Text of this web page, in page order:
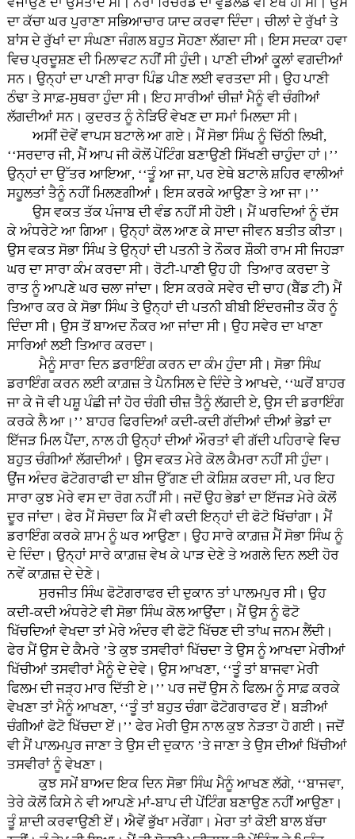
ਦਾ ਕੱਚਾ ਘਰ ਪੁਰਾਣਾ ਸਭਿਆਚਾਰ ਯਾਦ ਕਰਵਾ ਦਿੰਦਾ। ਚੀਲਾਂ ਦੇ ਰੁੱਖਾਂ ਤੇ
ਬਾਂਸ ਦੇ ਰੁੱਖਾਂ ਦਾ ਸੰਘਣਾ ਜੰਗਲ ਬਹੁਤ ਸੋਹਣਾ ਲੱਗਦਾ ਸੀ। ਇਸ ਸਦਕਾ ਹਵਾ
ਵਿਚ ਪ੍ਰਦੂਸ਼ਣ ਦੀ ਮਿਲਾਵਟ ਨਹੀਂ ਸੀ ਹੁੰਦੀ। ਪਾਣੀ ਦੀਆਂ ਕੂਲਾਂ ਵਗਦੀਆਂ
ਸਨ। ਉਨ੍ਹਾਂ ਦਾ ਪਾਣੀ ਸਾਰਾ ਪਿੰਡ ਪੀਣ ਲਈ ਵਰਤਦਾ ਸੀ। ਉਹ ਪਾਣੀ
ਠੰਢਾ ਤੇ ਸਾਫ਼-ਸੁਥਰਾ ਹੁੰਦਾ ਸੀ। ਇਹ ਸਾਰੀਆਂ ਚੀਜ਼ਾਂ ਮੈਨੂੰ ਵੀ ਚੰਗੀਆਂ
ਲੱਗਦੀਆਂ ਸਨ। ਕੁਦਰਤ ਨੂੰ ਨੇੜਿਓਂ ਵੇਖਣ ਦਾ ਸਮਾਂ ਮਿਲਦਾ ਸੀ।
ਅਸੀਂ ਦੋਵੇਂ ਵਾਪਸ ਬਟਾਲੇ ਆ ਗਏ। ਮੈਂ ਸੋਭਾ ਸਿੰਘ ਨੂੰ ਚਿੱਠੀ ਲਿਖੀ,
‘‘ਸਰਦਾਰ ਜੀ, ਮੈਂ ਆਪ ਜੀ ਕੋਲੋਂ ਪੇਂਟਿੰਗ ਬਣਾਉਣੀ ਸਿੱਖਣੀ ਚਾਹੁੰਦਾ ਹਾਂ।’’
ਉਨ੍ਹਾਂ ਦਾ ਉੱਤਰ ਆਇਆ, ‘‘ਤੂੰ ਆ ਜਾ, ਪਰ ਏਥੇ ਬਟਾਲੇ ਸ਼ਹਿਰ ਵਾਲੀਆਂ
ਸਹੂਲਤਾਂ ਤੈਨੂੰ ਨਹੀਂ ਮਿਲਣਗੀਆਂ। ਇਸ ਕਰਕੇ ਆਉਣਾ ਤੇ ਆ ਜਾ।’’
ਉਸ ਵਕਤ ਤੱਕ ਪੰਜਾਬ ਦੀ ਵੰਡ ਨਹੀਂ ਸੀ ਹੋਈ। ਮੈਂ ਘਰਦਿਆਂ ਨੂੰ ਦੱਸ
ਕੇ ਅੰਧਰੇਟੇ ਆ ਗਿਆ। ਉਨ੍ਹਾਂ ਕੋਲ ਆਣ ਕੇ ਸਾਦਾ ਜੀਵਨ ਬਤੀਤ ਕੀਤਾ।
ਉਸ ਵਕਤ ਸੋਭਾ ਸਿੰਘ ਤੇ ਉਨ੍ਹਾਂ ਦੀ ਪਤਨੀ ਤੇ ਨੌਕਰ ਸ਼ੌਕੀ ਰਾਮ ਸੀ ਜਿਹੜਾ
ਘਰ ਦਾ ਸਾਰਾ ਕੰਮ ਕਰਦਾ ਸੀ। ਰੋਟੀ-ਪਾਣੀ ਉਹ ਹੀ ਤਿਆਰ ਕਰਦਾ ਤੇ
ਰਾਤ ਨੂੰ ਆਪਣੇ ਘਰ ਚਲਾ ਜਾਂਦਾ। ਇਸ ਕਰਕੇ ਸਵੇਰ ਦੀ ਚਾਹ (ਬੈੱਡ ਟੀ) ਮੈਂ
ਤਿਆਰ ਕਰ ਕੇ ਸੋਭਾ ਸਿੰਘ ਤੇ ਉਨ੍ਹਾਂ ਦੀ ਪਤਨੀ ਬੀਬੀ ਇੰਦਰਜੀਤ ਕੌਰ ਨੂੰ
ਦਿੰਦਾ ਸੀ। ਉਸ ਤੋਂ ਬਾਅਦ ਨੌਕਰ ਆ ਜਾਂਦਾ ਸੀ। ਉਹ ਸਵੇਰ ਦਾ ਖਾਣਾ
ਸਾਰਿਆਂ ਲਈ ਤਿਆਰ ਕਰਦਾ।
ਮੈਨੂੰ ਸਾਰਾ ਦਿਨ ਡਰਾਇੰਗ ਕਰਨ ਦਾ ਕੰਮ ਹੁੰਦਾ ਸੀ। ਸੋਭਾ ਸਿੰਘ
ਡਰਾਇੰਗ ਕਰਨ ਲਈ ਕਾਗ਼ਜ਼ ਤੇ ਪੈਨਸਿਲ ਦੇ ਦਿੰਦੇ ਤੇ ਆਖਦੇ, ‘‘ਘਰੋਂ ਬਾਹਰ
ਜਾ ਕੇ ਜੋ ਵੀ ਪਸ਼ੂ ਪੰਛੀ ਜਾਂ ਹੋਰ ਚੰਗੀ ਚੀਜ਼ ਤੈਨੂੰ ਲੱਗਦੀ ਏ, ਉਸ ਦੀ ਡਰਾਇੰਗ
ਕਰਕੇ ਲੈ ਆ।’’ ਬਾਹਰ ਫਿਰਦਿਆਂ ਕਦੀ-ਕਦੀ ਗੱਦੀਆਂ ਦੀਆਂ ਭੇਡਾਂ ਦਾ
ਇੱਜੜ ਮਿਲ ਪੈਂਦਾ, ਨਾਲ ਹੀ ਉਨ੍ਹਾਂ ਦੀਆਂ ਔਰਤਾਂ ਵੀ ਗੱਦੀ ਪਹਿਰਾਵੇ ਵਿਚ
ਬਹੁਤ ਚੰਗੀਆਂ ਲੱਗਦੀਆਂ। ਉਸ ਵਕਤ ਮੇਰੇ ਕੋਲ ਕੈਮਰਾ ਨਹੀਂ ਸੀ ਹੁੰਦਾ।
ਉਂਜ ਅੰਦਰ ਫੋਟੋਗਰਾਫੀ ਦਾ ਬੀਜ ਉੱਗਣ ਦੀ ਕੋਸ਼ਿਸ਼ ਕਰਦਾ ਸੀ, ਪਰ ਇਹ
ਸਾਰਾ ਕੁਝ ਮੇਰੇ ਵਸ ਦਾ ਰੋਗ ਨਹੀਂ ਸੀ। ਜਦੋਂ ਉਹ ਭੇਡਾਂ ਦਾ ਇੱਜੜ ਮੇਰੇ ਕੋਲੋਂ
ਦੂਰ ਜਾਂਦਾ। ਫੇਰ ਮੈਂ ਸੋਚਦਾ ਕਿ ਮੈਂ ਵੀ ਕਦੀ ਇਨ੍ਹਾਂ ਦੀ ਫੋਟੋ ਖਿੱਚਾਂਗਾ। ਮੈਂ
ਡਰਾਇੰਗ ਕਰਕੇ ਸ਼ਾਮ ਨੂੰ ਘਰ ਆਉਣਾ। ਉਹ ਸਾਰੇ ਕਾਗ਼ਜ਼ ਮੈਂ ਸੋਭਾ ਸਿੰਘ ਨੂੰ
ਦੇ ਦਿੰਦਾ। ਉਨ੍ਹਾਂ ਸਾਰੇ ਕਾਗ਼ਜ਼ ਵੇਖ ਕੇ ਪਾੜ ਦੇਣੇ ਤੇ ਅਗਲੇ ਦਿਨ ਲਈ ਹੋਰ
ਨਵੇਂ ਕਾਗ਼ਜ਼ ਦੇ ਦੇਣੇ।
ਸੁਰਜੀਤ ਸਿੰਘ ਫੋਟੋਗਰਾਫਰ ਦੀ ਦੁਕਾਨ ਤਾਂ ਪਾਲਮਪੁਰ ਸੀ। ਉਹ
ਕਦੀ-ਕਦੀ ਅੰਧਰੇਟੇ ਵੀ ਸੋਭਾ ਸਿੰਘ ਕੋਲ ਆਉਂਦਾ। ਮੈਂ ਉਸ ਨੂੰ ਫੋਟੋ
ਖਿੱਚਦਿਆਂ ਵੇਖਦਾ ਤਾਂ ਮੇਰੇ ਅੰਦਰ ਵੀ ਫੋਟੋ ਖਿੱਚਣ ਦੀ ਤਾਂਘ ਜਨਮ ਲੈਂਦੀ।
ਫੇਰ ਮੈਂ ਉਸ ਦੇ ਕੈਮਰੇ ’ਤੇ ਕੁਝ ਤਸਵੀਰਾਂ ਖਿੱਚਦਾ ਤੇ ਉਸ ਨੂੰ ਆਖਦਾ ਮੇਰੀਆਂ
ਖਿੱਚੀਆਂ ਤਸਵੀਰਾਂ ਮੈਨੂੰ ਦੇ ਦੇਵੇ। ਉਸ ਆਖਣਾ, ‘‘ਤੂੰ ਤਾਂ ਬਾਜਵਾ ਮੇਰੀ
ਫਿਲਮ ਦੀ ਜੜ੍ਹ ਮਾਰ ਦਿੱਤੀ ਏ।’’ ਪਰ ਜਦੋਂ ਉਸ ਨੇ ਫਿਲਮ ਨੂੰ ਸਾਫ਼ ਕਰਕੇ
ਵੇਖਣਾ ਤਾਂ ਮੈਨੂੰ ਆਖਣਾ, ‘‘ਤੂੰ ਤਾਂ ਬਹੁਤ ਚੰਗਾ ਫੋਟੋਗਰਾਫਰ ਏਂ। ਬੜੀਆਂ
ਚੰਗੀਆਂ ਫੋਟੋ ਖਿੱਚਦਾ ਏਂ।’’ ਫੇਰ ਮੇਰੀ ਉਸ ਨਾਲ ਕੁਝ ਨੇੜਤਾ ਹੋ ਗਈ। ਜਦੋਂ
ਵੀ ਮੈਂ ਪਾਲਮਪੁਰ ਜਾਣਾ ਤੇ ਉਸ ਦੀ ਦੁਕਾਨ ’ਤੇ ਜਾਣਾ ਤੇ ਉਸ ਦੀਆਂ ਖਿੱਚੀਆਂ
ਤਸਵੀਰਾਂ ਨੂੰ ਵੇਖਣਾ।
ਕੁਝ ਸਮੇਂ ਬਾਅਦ ਇਕ ਦਿਨ ਸੋਭਾ ਸਿੰਘ ਮੈਨੂੰ ਆਖਣ ਲੱਗੇ, ‘‘ਬਾਜਵਾ,
ਤੇਰੇ ਕੋਲੋਂ ਕਿਸੇ ਨੇ ਵੀ ਆਪਣੇ ਮਾਂ-ਬਾਪ ਦੀ ਪੇਂਟਿੰਗ ਬਣਾਉਣ ਨਹੀਂ ਆਉਣਾ।
ਤੂੰ ਸ਼ਾਦੀ ਕਰਵਾਉਣੀ ਏਂ। ਐਵੇਂ ਭੁੱਖਾ ਮਰੇਂਗਾ। ਮੇਰਾ ਤਾਂ ਕੋਈ ਬਾਲ ਬੱਚਾ